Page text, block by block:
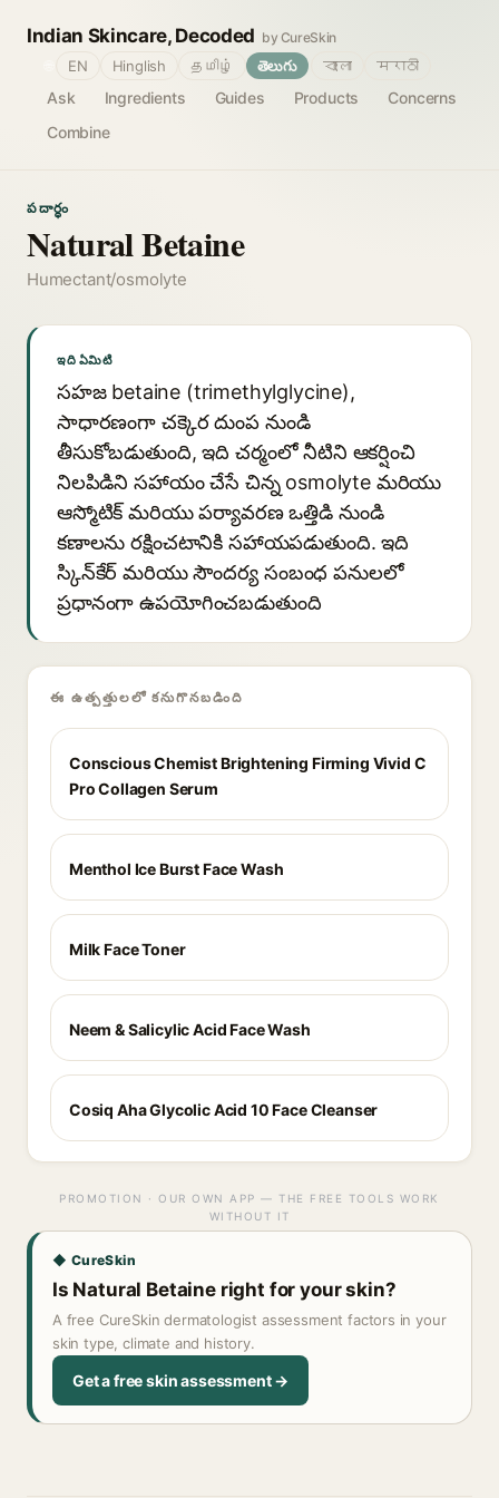
Indian Skincare, Decoded by CureSkin
Ask Ingredients Guides Products
Concerns
Combine
EN Hinglish தமிழ் తెలుగు বাংলা मराठी
పదార్థం
Natural Betaine
Humectant/osmolyte
ఇది ఏమిటి
సహజ betaine (trimethylglycine),
సాధారణంగా చక్కెర దుంప నుండి
తీసుకోబడుతుంది, ఇది చర్మంలో నీటిని ఆకర్షించి
నిలపిడిని సహాయం చేసే చిన్న osmolyte మరియు
ఆస్మోటిక్ మరియు పర్యావరణ ఒత్తిడి నుండి
కణాలను రక్షించటానికి సహాయపడుతుంది. ఇది
స్కిన్‌కేర్ మరియు సౌందర్య సంబంధ పనులలో
ప్రధానంగా ఉపయోగించబడుతుంది
ఈ ఉత్పత్తులలో కనుగొనబడింది
Conscious Chemist Brightening Firming Vivid C
Pro Collagen Serum
Menthol Ice Burst Face Wash
Milk Face Toner
Neem & Salicylic Acid Face Wash
Cosiq Aha Glycolic Acid 10 Face Cleanser
PROMOTION · OUR OWN APP — THE FREE TOOLS WORK
WITHOUT IT
◆ CureSkin
Is Natural Betaine right for your skin?
A free CureSkin dermatologist assessment factors in your
skin type, climate and history.
Get a free skin assessment →